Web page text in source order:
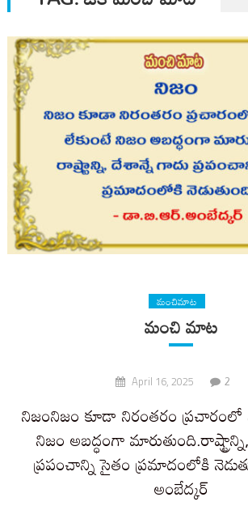
మంచిమాట
మంచి మాట
April 16, 2025 2
నిజంనిజం కూడా నిరంతరం ప్రచారంలో
నిజం అబద్ధంగా
ప్రపంచాన్ని సైతం ప్రమాదంలోకి
అంబేద్కర్